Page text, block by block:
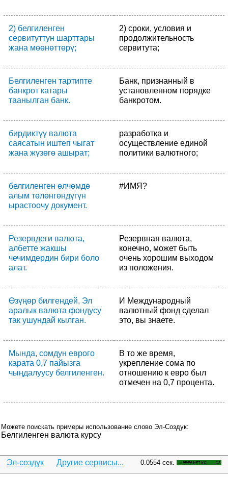
2) белгиленген
сервитуттун шарттары
жана мөөнөттөрү;
2) сроки, условия и
продолжительность
сервитута;
Белгиленген тартипте
банкрот катары
таанылган банк.
Банк, признанный в
установленном порядке
банкротом.
бирдиктүү валюта
саясатын иштеп чыгат
жана жүзөгө ашырат;
разработка и
осуществление единой
политики валютного;
белгиленген өлчөмдө
алым төлөнгөндүгүн
ырастоочу документ.
#ИМЯ?
Резервдеги валюта,
албетте жакшы
чечимдердин бири боло
алат.
Резервная валюта,
конечно, может быть
очень хорошим выходом
из положения.
Өзүңөр билгендей, Эл
аралык валюта фондусу
так ушундай кылган.
И Международный
валютный фонд сделал
это, вы знаете.
Мында, сомдун еврого
карата 0,7 пайызга
чыңдалуусу белгиленген.
В то же время,
укрепление сома по
отношению к евро был
отмечен на 0,7 процента.
Можете поискать примеры использование слово Эл-Создук:
Белгиленген валюта курсу
Эл-сөздүк Другие сервисы... 0.0554 сек.